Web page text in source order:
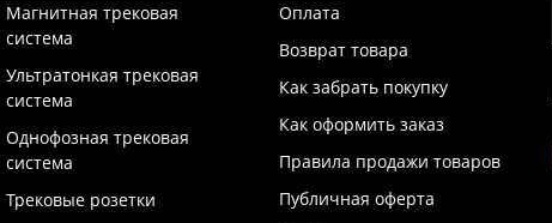
Магнитная трековая
система
Ультратонкая трековая
система
Однофозная трековая
система
Трековые розетки
Оплата
Возврат товара
Как забрать покупку
Как оформить заказ
Правила продажи товаров
Публичная оферта